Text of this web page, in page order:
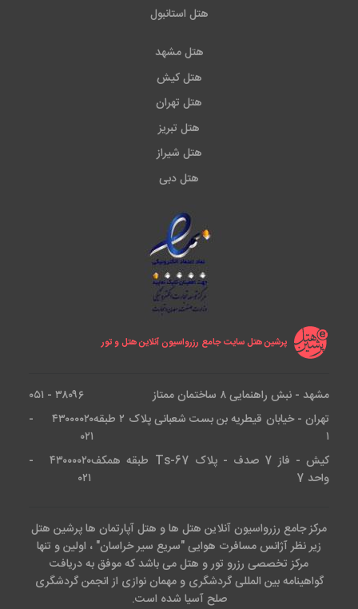
هتل استانبول
هتل مشهد
هتل کیش
هتل تهران
هتل تبریز
هتل شیراز
هتل دبی
پرشین هتل سایت جامع رزرواسیون آنلاین هتل و تور
مشهد - نبش راهنمایی ۸ ساختمان ممتاز
۳۸۰۹۶ - ۰۵۱
تهران - خیابان قیطریه بن بست شعبانی پلاک ۲ طبقه
۱
۴۳۰۰۰۰۲۰ -
۰۲۱
کیش - فاز 7 صدف - پلاک Ts-67 طبقه همکف
واحد 7
۴۳۰۰۰۰۲۰ -
۰۲۱
مرکز جامع رزرواسیون آنلاین هتل ها و هتل آپارتمان ها پرشین هتل
زیر نظر آژانس مسافرت هوایی "سریع سیر خراسان" ، اولین و تنها
مرکز تخصصی رزرو تور و هتل می باشد که موفق به دریافت
گواهینامه بین المللی گردشگری و مهمان نوازی از انجمن گردشگری
صلح آسیا شده است.